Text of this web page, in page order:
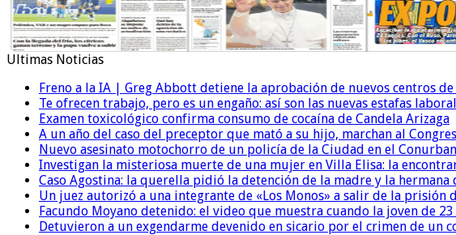
Ultimas Noticias
Freno a la IA | Greg Abbott detiene la aprobación de nuevos centros
Te ofrecen trabajo, pero es un engaño: así son las nuevas estafas
Examen toxicológico confirma consumo de cocaína de Candela Arizaga
A un año del caso del preceptor que mató a su hijo, marchan al
Nuevo asesinato motochorro de un policía de la Ciudad en el
Investigan la misteriosa muerte de una mujer en Villa Elisa: la
Caso Agostina: la querella pidió la detención de la madre y la
Un juez autorizó a una integrante de «Los Monos» a salir de la
Facundo Moyano detenido: el video que muestra cuando la joven de
Detuvieron a un exgendarme devenido en sicario por el crimen de un